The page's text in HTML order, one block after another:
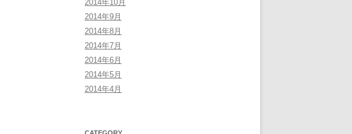
2014年10月
2014年9月
2014年8月
2014年7月
2014年6月
2014年5月
2014年4月